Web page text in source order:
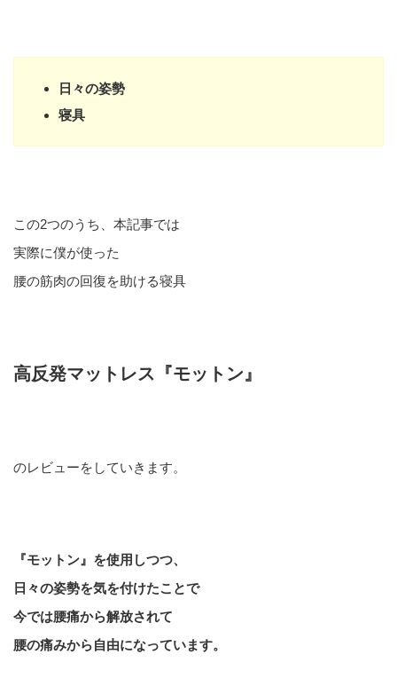
日々の姿勢
寝具
この2つのうち、本記事では
実際に僕が使った
腰の筋肉の回復を助ける寝具
高反発マットレス『モットン』
のレビューをしていきます。
『モットン』を使用しつつ、
日々の姿勢を気を付けたことで
今では腰痛から解放されて
腰の痛みから自由になっています。